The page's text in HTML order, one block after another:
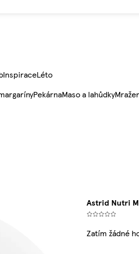
InspiraceLéto
PekárnaMaso a lahůdky
Astrid Nutri
Zatím žádné